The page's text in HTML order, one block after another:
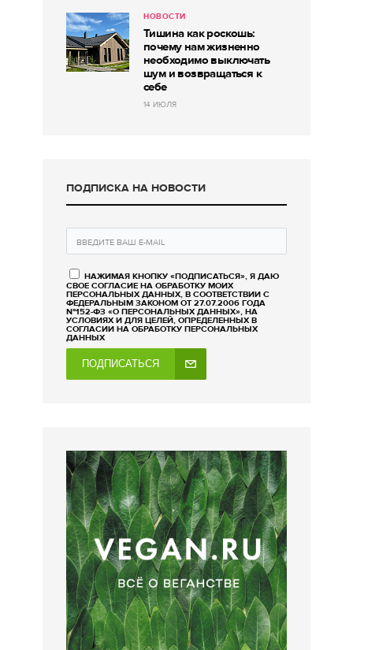
НОВОСТИ
Тишина как роскошь:
почему нам жизненно
необходимо выключать
шум и возвращаться к
себе
14 ИЮЛЯ
ПОДПИСКА НА НОВОСТИ
НАЖИМАЯ КНОПКУ «ПОДПИСАТЬСЯ», Я ДАЮ
СВОЕ СОГЛАСИЕ НА ОБРАБОТКУ МОИХ
ПЕРСОНАЛЬНЫХ ДАННЫХ, В СООТВЕТСТВИИ С
ФЕДЕРАЛЬНЫМ ЗАКОНОМ ОТ 27.07.2006 ГОДА
№152-ФЗ «О ПЕРСОНАЛЬНЫХ ДАННЫХ», НА
УСЛОВИЯХ И ДЛЯ ЦЕЛЕЙ, ОПРЕДЕЛЕННЫХ В
СОГЛАСИИ НА ОБРАБОТКУ ПЕРСОНАЛЬНЫХ
ДАННЫХ
ПОДПИСАТЬСЯ